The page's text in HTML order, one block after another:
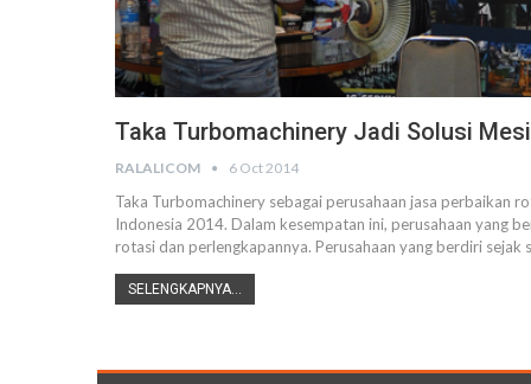
Taka Turbomachinery Jadi Solusi
RALALICOM 6 Oct 2014
Taka Turbomachinery sebagai perusahaan jasa perbaikan
Indonesia 2014. Dalam kesempatan ini, perusahaan yang
rotasi dan perlengkapannya. Perusahaan yang berdiri
SELENGKAPNYA...